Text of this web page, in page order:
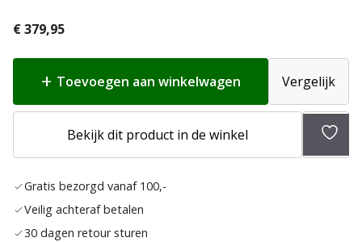
€379,95
Toevoegen aan winkelwagen Vergelijk
Bekijk dit product in de winkel
Gratis bezorgd vanaf 100,-
Veilig achteraf betalen
30 dagen retour sturen